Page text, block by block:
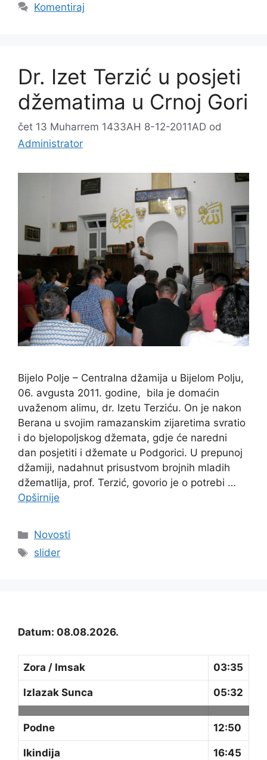
Komentiraj
Dr. Izet Terzić u posjeti
džematima u Crnoj Gori
čet 13 Muharrem 1433AH 8-12-2011AD od
Administrator
Bijelo Polje – Centralna džamija u Bijelom Polju,
06. avgusta 2011. godine, bila je domaćin
uvaženom alimu, dr. Izetu Terziću. On je nakon
Berana u svojim ramazanskim zijaretima svratio
i do bjelopoljskog džemata, gdje će naredni
dan posjetiti i džemate u Podgorici. U prepunoj
džamiji, nadahnut prisustvom brojnih mladih
džematlija, prof. Terzić, govorio je o potrebi …
Opširnije
Kategorije
Novosti
Oznake
slider
Datum: 08.08.2026.
Zora / Imsak 03:35
Izlazak Sunca 05:32
Podne 12:50
Ikindija 16:45